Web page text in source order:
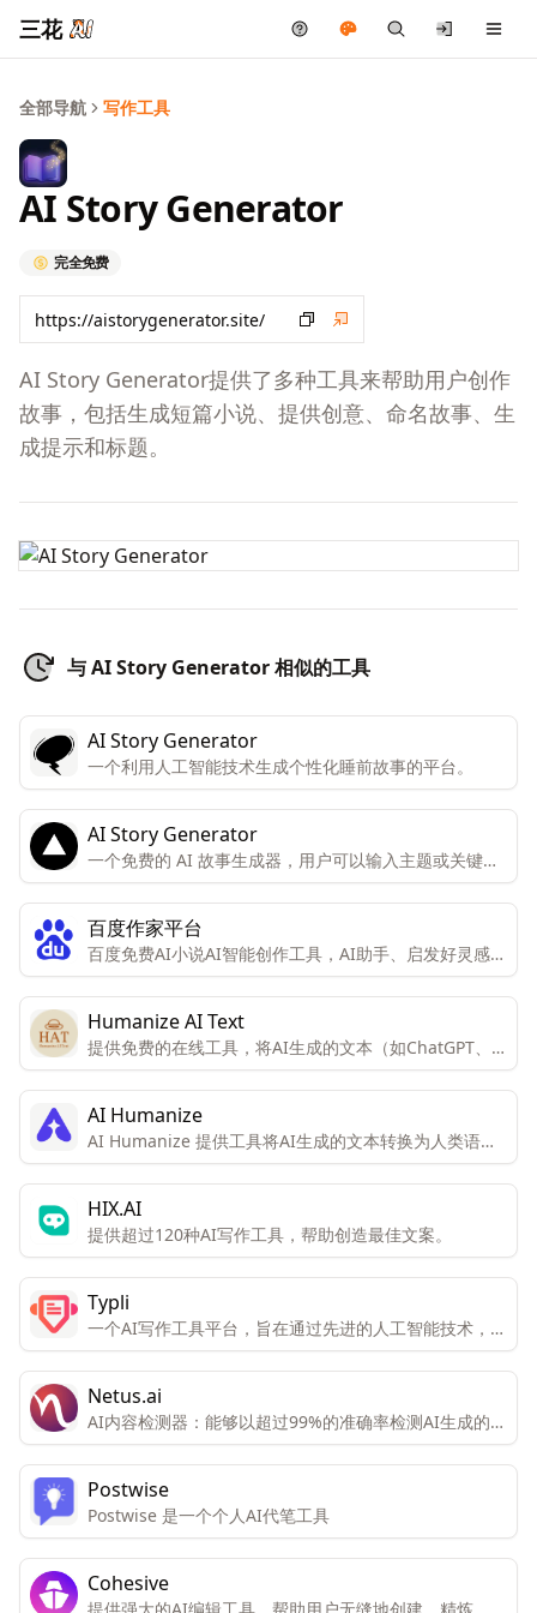
三花
全部导航 写作工具
AI Story Generator
完全免费
AI Story Generator提供了多种工具来帮助用户创作
故事，包括生成短篇小说、提供创意、命名故事、生
成提示和标题。
与 AI Story Generator 相似的工具
AI Story Generator
一个利用人工智能技术生成个性化睡前故事的平台。
AI Story Generator
一个免费的 AI 故事生成器，用户可以输入主题或关键词
来生成故事。
百度作家平台
百度免费AI小说AI智能创作工具，AI助手、启发好灵感、
立即使用、AI续写、下文一键写、细纲、小说设定、润
色、角色起名
Humanize AI Text
提供免费的在线工具，将AI生成的文本（如ChatGPT、
Gemini、Bing等）转换为类似人类写作的形式，同时不
改变文本的含义和上下文。
AI Humanize
AI Humanize 提供工具将AI生成的文本转换为人类语
境，以确保文本100%原创且无法被AI检测器发现。
HIX.AI
提供超过120种AI写作工具，帮助创造最佳文案。
Typli
一个AI写作工具平台，旨在通过先进的人工智能技术，帮
助用户快速、高效地生成高质量的内容。
Netus.ai
AI内容检测器：能够以超过99%的准确率检测AI生成的内
容，包括ChatGPT和Bard。AI内容改写工具：旨在帮助
用户重新表述文本，同时保留其含义，避免被AI检测工具
发现。
Postwise
Postwise 是一个个人AI代笔工具
Cohesive